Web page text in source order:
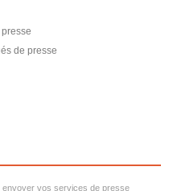
de presse
envoyer vos services de presse